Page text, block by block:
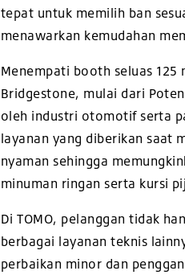
tepat untuk memilih ban
menawarkan kemudahan
Menempati booth seluas
Bridgestone, mulai dari
oleh industri otomotif serta
layanan yang diberikan saat
nyaman sehingga
minuman ringan serta kursi
Di TOMO, pelanggan tidak
berbagai layanan teknis
perbaikan minor dan